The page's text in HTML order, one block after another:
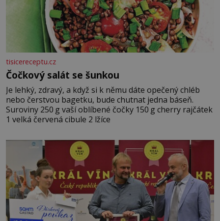
tisicereceptu.cz
Čočkový salát se šunkou
Je lehký, zdravý, a když si k němu dáte opečený chléb
nebo čerstvou bagetku, bude chutnat jedna báseň.
Suroviny 250 g vaší oblíbené čočky 150 g cherry rajčátek
1 velká červená cibule 2 lžíce